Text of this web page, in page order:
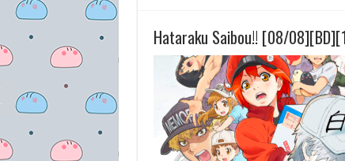
Hataraku Saibou!! [08/